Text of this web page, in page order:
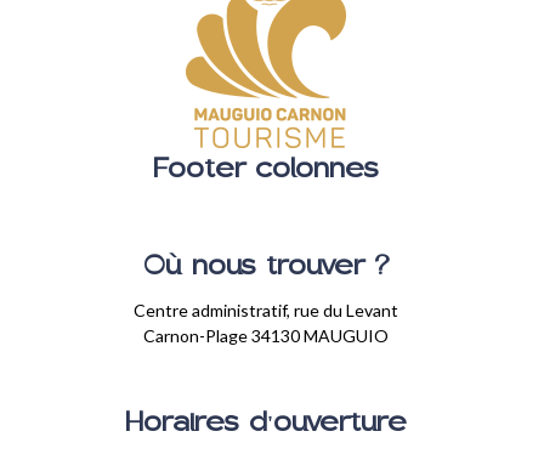
Footer colonnes
Où nous trouver ?
Centre administratif, rue du Levant
Carnon-Plage 34130 MAUGUIO
Horaires d'ouverture